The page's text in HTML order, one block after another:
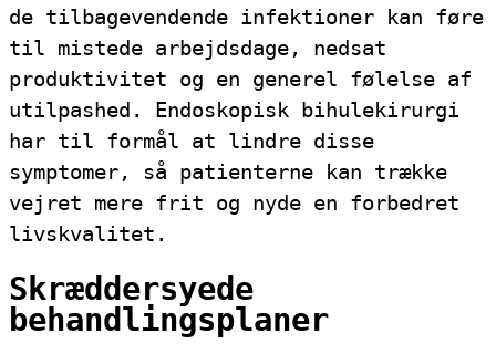
de tilbagevendende infektioner kan føre
til mistede arbejdsdage, nedsat
produktivitet og en generel følelse af
utilpashed. Endoskopisk bihulekirurgi
har til formål at lindre disse
symptomer, så patienterne kan trække
vejret mere frit og nyde en forbedret
livskvalitet.
Skræddersyede
behandlingsplaner